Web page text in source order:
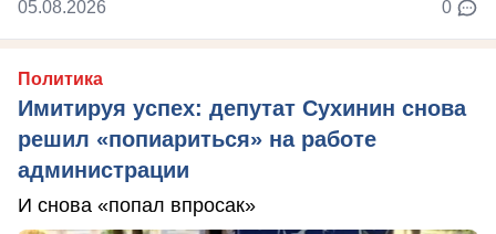
05.08.2026 0
Политика
Имитируя успех: депутат Сухинин снова
решил «попиариться» на работе
администрации
И снова «попал впросак»